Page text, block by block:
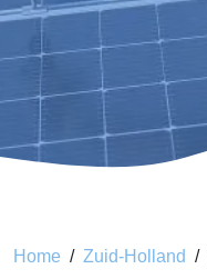
Home Zuid-Holland